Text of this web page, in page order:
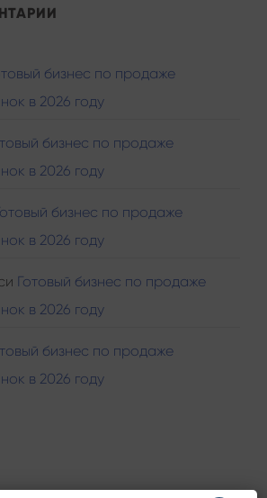
бизнес по продаже
в 2026 году
бизнес по продаже
в 2026 году
бизнес по продаже
в 2026 году
Готовый бизнес по продаже
в 2026 году
бизнес по продаже
в 2026 году